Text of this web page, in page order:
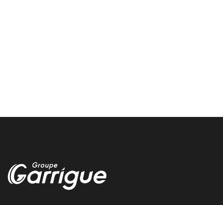
et adapte pour le remplacement des pneus poids lourds de votre
flotte professionnelle